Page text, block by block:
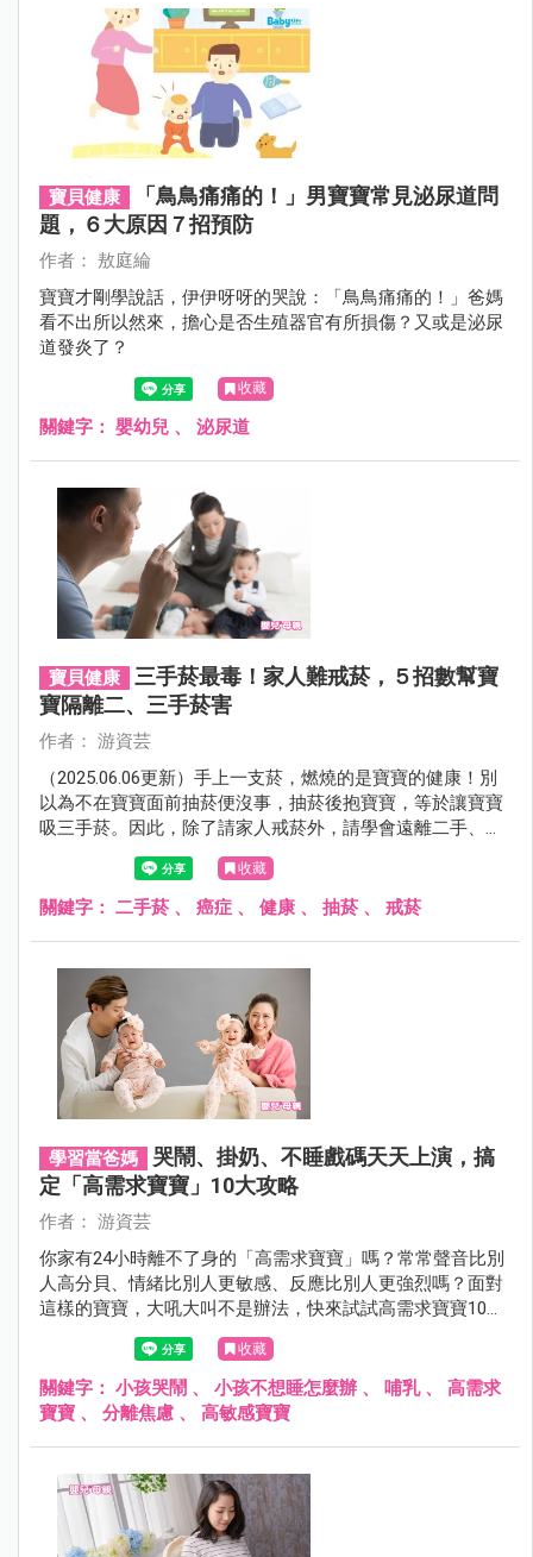
寶貝健康
「鳥鳥痛痛的！」男寶寶常見泌尿道問
題，６大原因７招預防
作者： 敖庭綸
寶寶才剛學說話，伊伊呀呀的哭說：「鳥鳥痛痛的！」爸媽
看不出所以然來，擔心是否生殖器官有所損傷？又或是泌尿
道發炎了？
收藏
關鍵字： 嬰幼兒 、 泌尿道
寶貝健康
三手菸最毒！家人難戒菸，５招數幫寶
寶隔離二、三手菸害
作者： 游資芸
（2025.06.06更新）手上一支菸，燃燒的是寶寶的健康！別
以為不在寶寶面前抽菸便沒事，抽菸後抱寶寶，等於讓寶寶
吸三手菸。因此，除了請家人戒菸外，請學會遠離二手、三
手菸，5招自救法，教爸媽們守護寶寶的健康。
收藏
關鍵字： 二手菸 、 癌症 、 健康 、 抽菸 、 戒菸
學習當爸媽
哭鬧、掛奶、不睡戲碼天天上演，搞
定「高需求寶寶」10大攻略
作者： 游資芸
你家有24小時離不了身的「高需求寶寶」嗎？常常聲音比別
人高分貝、情緒比別人更敏感、反應比別人更強烈嗎？面對
這樣的寶寶，大吼大叫不是辦法，快來試試高需求寶寶10大
攻略法，你也可以成為戒吼爸媽！
收藏
關鍵字： 小孩哭鬧 、 小孩不想睡怎麼辦 、 哺乳、 高需求
寶寶 、 分離焦慮 、 高敏感寶寶